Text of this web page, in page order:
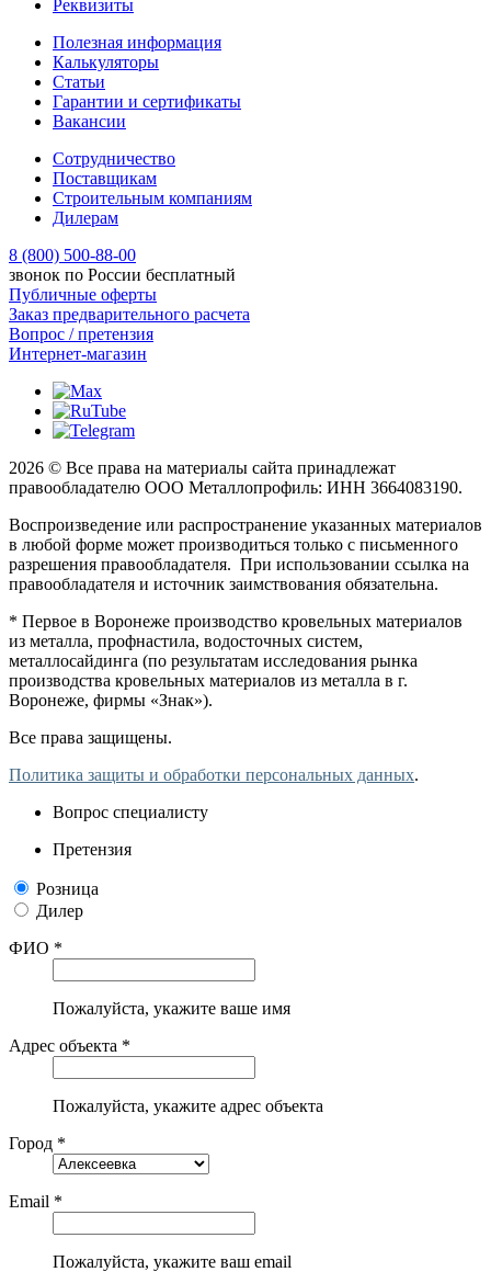
Реквизиты
Полезная информация
Калькуляторы
Статьи
Гарантии и сертификаты
Вакансии
Сотрудничество
Поставщикам
Строительным компаниям
Дилерам
8 (800) 500-88-00
звонок по России бесплатный
Публичные оферты
Заказ предварительного расчета
Вопрос / претензия
Интернет-магазин
2026 © Все права на материалы сайта принадлежат
правообладателю ООО Металлопрофиль: ИНН 3664083190.
Воспроизведение или распространение указанных материалов
в любой форме может производиться только с письменного
разрешения правообладателя. При использовании ссылка на
правообладателя и источник заимствования обязательна.
* Первое в Воронеже производство кровельных материалов
из металла, профнастила, водосточных систем,
металлосайдинга (по результатам исследования рынка
производства кровельных материалов из металла в г.
Воронеже, фирмы «Знак»).
Все права защищены.
Политика защиты и обработки персональных данных.
Вопрос специалисту
Претензия
Розница
Дилер
ФИО *
Пожалуйста, укажите ваше имя
Адрес объекта *
Пожалуйста, укажите адрес объекта
Город *
Email *
Пожалуйста, укажите ваш email